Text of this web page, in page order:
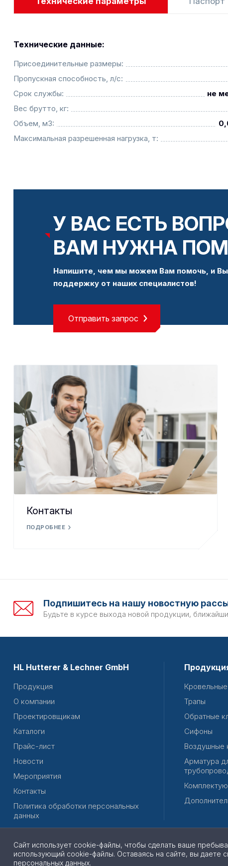
Технические данные:
Присоединительные размеры:
Пропускная способность, л/с:
Срок службы:
не
Вес брутто, кг:
Объем, м3:
Максимальная разрешенная нагрузка, т:
У ВАС ЕСТЬ
ВАМ НУЖНА
Напишите, чем мы можем Вам помочь, и Вы
поддержку от наших специалистов!
Отправить запрос
Контакты
ПОДРОБНЕЕ
Подпишитесь на нашу новостную
Будьте в курсе выхода новой продукции,
HL Hutterer & Lechner GmbH
Продукция
О компании
Проектировщикам
Каталоги
Прайс-лист
Новости
Мероприятия
Контакты
Политика обработки персональных
данных
Трапы
Обратные
Сифоны
Воздушные
Арматура
© 2026 | Все права защищены
Сайт использует cookie-файлы, чтобы сделать ваше
использующий cookie-файлы. Оставаясь на сайте, вы даете
персональных данных.